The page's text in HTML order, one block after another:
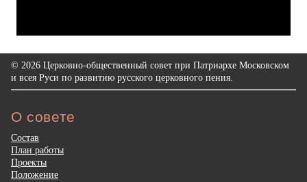
© 2026 Церковно-общественный совет при Патриархе Московском
и всея Руси по развитию русского церковного пения.
О совете
Состав
План работы
Проекты
Положение